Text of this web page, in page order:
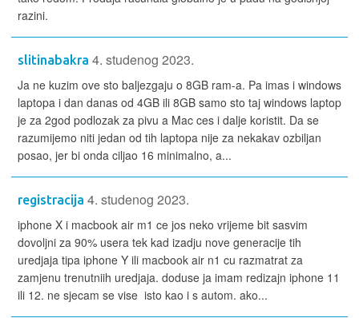
razini.
slitinabakra 4. studenog 2023.
Ja ne kuzim ove sto baljezgaju o 8GB ram-a. Pa imas i windows
laptopa i dan danas od 4GB ili 8GB samo sto taj windows laptop
je za 2god podlozak za pivu a Mac ces i dalje koristit. Da se
razumijemo niti jedan od tih laptopa nije za nekakav ozbiljan
posao, jer bi onda ciljao 16 minimalno, a...
registracija 4. studenog 2023.
iphone X i macbook air m1 ce jos neko vrijeme bit sasvim
dovoljni za 90% usera tek kad izadju nove generacije tih
uredjaja tipa iphone Y ili macbook air n1 cu razmatrat za
zamjenu trenutniih uredjaja. doduse ja imam redizajn iphone 11
ili 12. ne sjecam se vise isto kao i s autom. ako...